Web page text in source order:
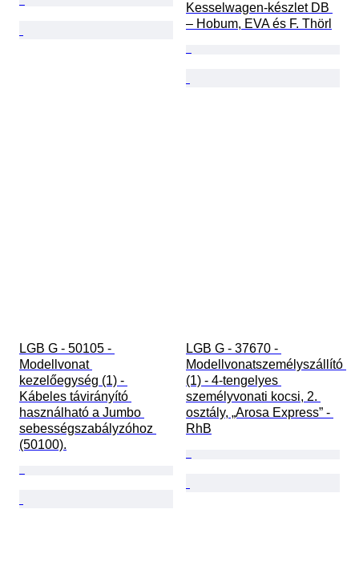
Kesselwagen-készlet DB
– Hobum, EVA és F. Thörl
LGB G - 50105 -
Modellvonat
kezelőegység (1) -
Kábeles távirányító
használható a Jumbo
sebességszabályzóhoz
(50100).
LGB G - 37670 -
Modellvonatszemélyszállító
(1) - 4-tengelyes
személyvonati kocsi, 2.
osztály, „Arosa Express” -
RhB